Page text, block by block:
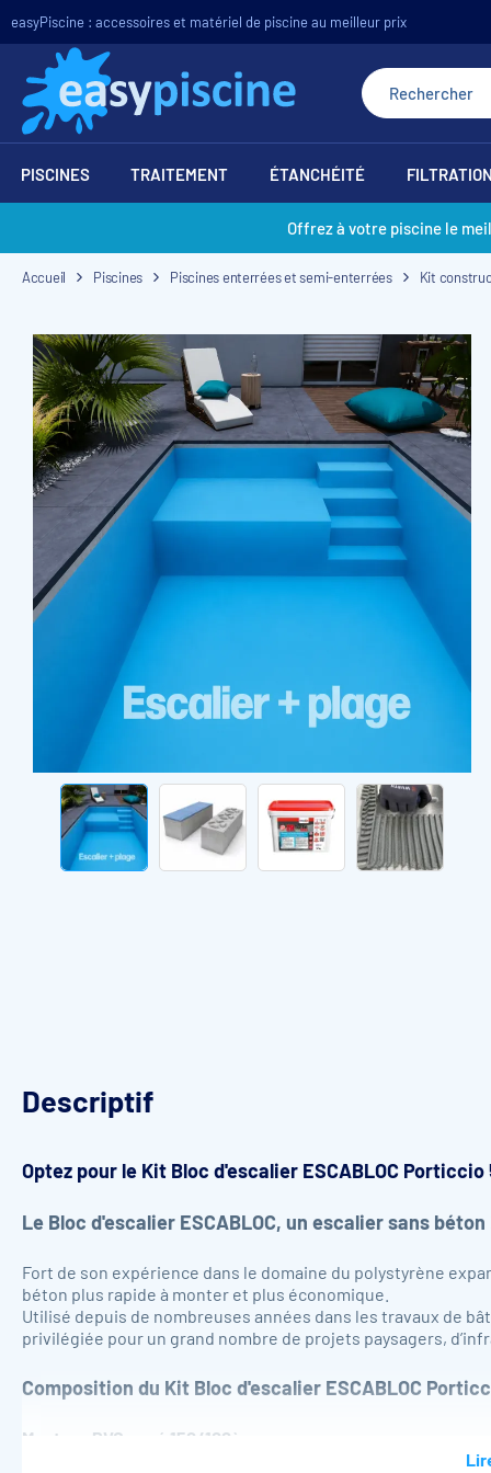
easyPiscine : accessoires et matériel de piscine au meilleur prix
PISCINES TRAITEMENT ÉTANCHÉITÉ FILTRATION
Offrez à votre piscine le
Accueil Piscines Piscines enterrées et semi-enterrées Kit
Descriptif
Optez pour le Kit Bloc d'escalier ESCABLOC Porticcio
Le Bloc d'escalier ESCABLOC, un escalier sans béton
Fort de son expérience dans le domaine du polystyrène
béton plus rapide à monter et plus économique.
Utilisé depuis de nombreuses années dans les travaux de
privilégiée pour un grand nombre de projets paysagers,
Composition du Kit Bloc d'escalier ESCABLOC
Montage PVC armé 150/100ème